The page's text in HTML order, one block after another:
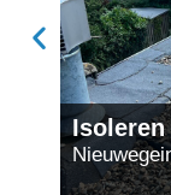
Isoleren